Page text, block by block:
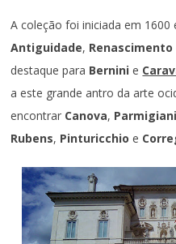
A coleção foi iniciada em
Antiguidade, Renascimento
destaque para Bernini e
a este grande antro da arte
encontrar Canova,
Rubens, Pinturicchioe